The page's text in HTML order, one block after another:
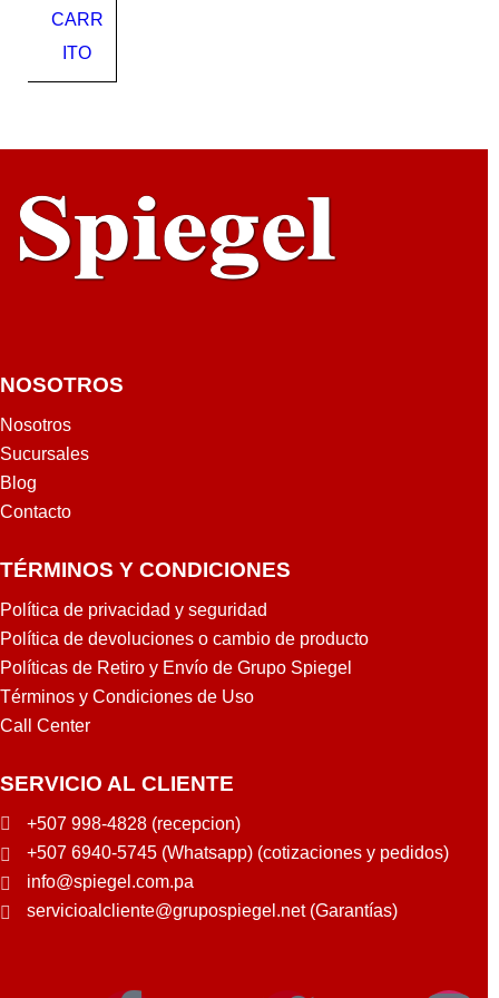
x5.8
mts
CARR
ITO
NOSOTROS
Nosotros
Sucursales
Blog
Contacto
TÉRMINOS Y CONDICIONES
Política de privacidad y seguridad
Política de devoluciones o cambio de producto
Políticas de Retiro y Envío de Grupo Spiegel
Términos y Condiciones de Uso
Call Center
SERVICIO AL CLIENTE
+507 998-4828 (recepcion)
+507 6940-5745 (Whatsapp) (cotizaciones y pedidos)
info@spiegel.com.pa
servicioalcliente@grupospiegel.net (Garantías)